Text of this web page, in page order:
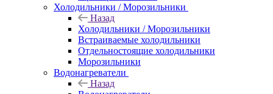
Холодильники / Морозильники
Назад
Холодильники / Морозильники
Встраиваемые холодильники
Отдельностоящие холодильники
Морозильники
Водонагреватели
Назад